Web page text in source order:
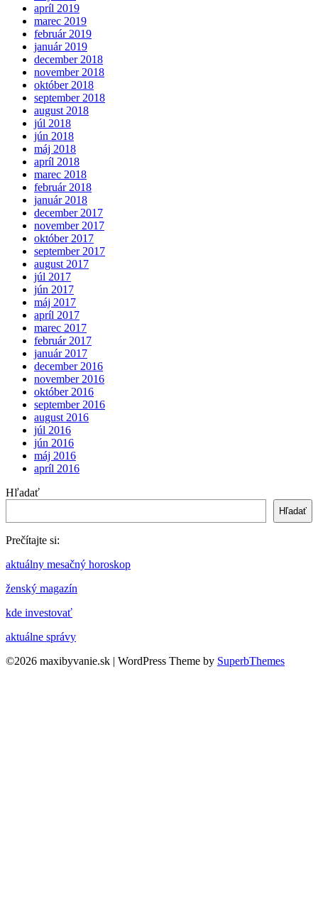
apríl 2019
marec 2019
február 2019
január 2019
december 2018
november 2018
október 2018
september 2018
august 2018
júl 2018
jún 2018
máj 2018
apríl 2018
marec 2018
február 2018
január 2018
december 2017
november 2017
október 2017
september 2017
august 2017
júl 2017
jún 2017
máj 2017
apríl 2017
marec 2017
február 2017
január 2017
december 2016
november 2016
október 2016
september 2016
august 2016
júl 2016
jún 2016
máj 2016
apríl 2016
Hľadať
Hľadať
Prečítajte si:
aktuálny mesačný horoskop
ženský magazín
kde investovať
aktuálne správy
©2026 maxibyvanie.sk | WordPress Theme by SuperbThemes